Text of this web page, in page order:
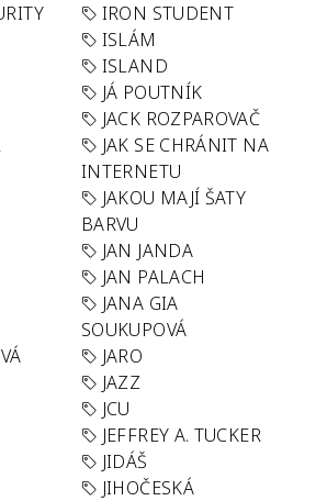
IRON STUDENT
ISLÁM
ISLAND
JÁ POUTNÍK
JACK ROZPAROVAČ
JAK SE CHRÁNIT NA
INTERNETU
JAKOU MAJÍ ŠATY
BARVU
JAN JANDA
JAN PALACH
JANA GIA
SOUKUPOVÁ
JARO
JAZZ
JCU
JEFFREY A. TUCKER
JIDÁŠ
JIHOČESKÁ